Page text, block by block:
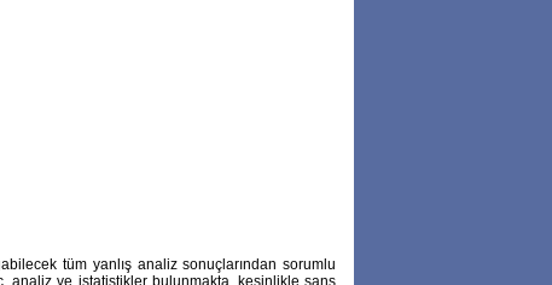
tüm yanlış analiz sonuçlarından sorumlu
analiz ve istatistikler bulunmakta, kesinlikle şans